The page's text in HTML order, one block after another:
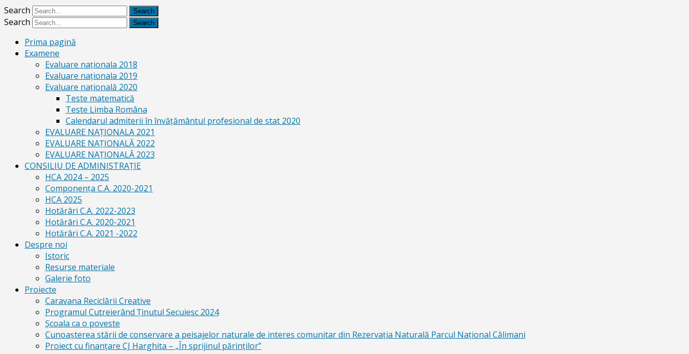
Search
Search
Prima pagină
Examene
Evaluare naționala 2018
Evaluare naționala 2019
Evaluare națională 2020
Teste matematică
Teste Limba Româna
Calendarul admiterii în învăţământul profesional de stat 2020
EVALUARE NAȚIONALA 2021
EVALUARE NAŢIONALĂ 2022
EVALUARE NAŢIONALĂ 2023
CONSILIU DE ADMINISTRAȚIE
HCA 2024 – 2025
Componența C.A. 2020-2021
HCA 2025
Hotărâri C.A. 2022-2023
Hotărâri C.A. 2020-2021
Hotărâri C.A. 2021 -2022
Despre noi
Istoric
Resurse materiale
Galerie foto
Proiecte
Caravana Reciclării Creative
Programul Cutreierând Ținutul Secuiesc 2024
Școala ca o poveste
Cunoaşterea stării de conservare a peisajelor naturale de interes comunitar din Rezervaţia Naturală Parcul Naţional Călimani
Proiect cu finanţare CJ Harghita – „În sprijinul părinţilor”